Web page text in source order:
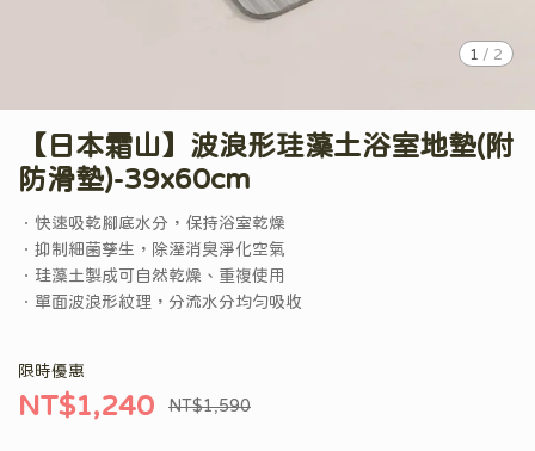
1 / 2
【日本霜山】波浪形珪藻土浴室地墊(附
防滑墊)-39x60cm
．快速吸乾腳底水分，保持浴室乾燥
．抑制細菌孳生，除溼消臭淨化空氣
．珪藻土製成可自然乾燥、重複使用
．單面波浪形紋理，分流水分均勻吸收
限時優惠
NT$1,240 NT$1,590